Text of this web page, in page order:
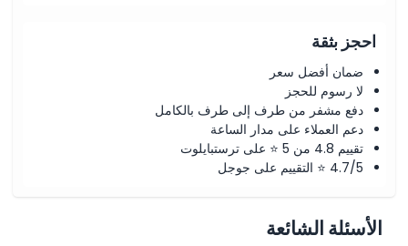
احجز بثقة
ضمان أفضل سعر
لا رسوم للحجز
دفع مشفر من طرف إلى طرف بالكامل
دعم العملاء على مدار الساعة
تقييم 4.8 من 5 ⭐ على ترستبايلوت
4.7/5 ⭐ التقييم على جوجل
الأسئلة الشائعة